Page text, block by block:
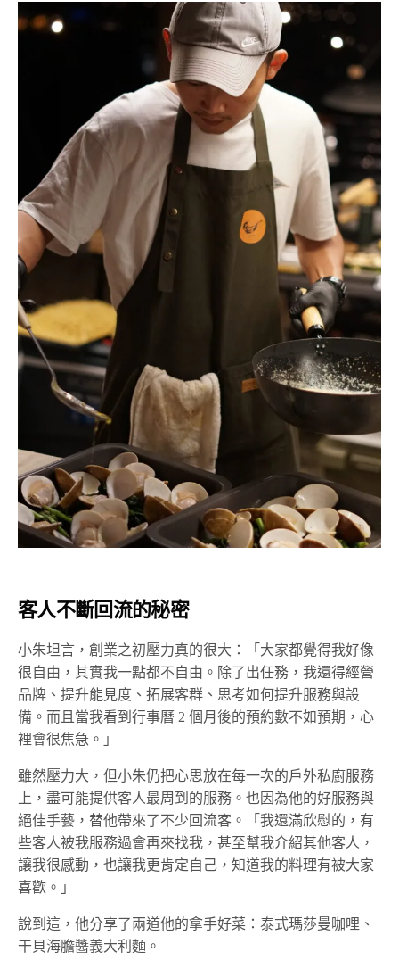
客人不斷回流的秘密
小朱坦言，創業之初壓力真的很大：「大家都覺得我好像
很自由，其實我一點都不自由。除了出任務，我還得經營
品牌、提升能見度、拓展客群、思考如何提升服務與設
備。而且當我看到行事曆 2 個月後的預約數不如預期，心
裡會很焦急。」
雖然壓力大，但小朱仍把心思放在每一次的戶外私廚服務
上，盡可能提供客人最周到的服務。也因為他的好服務與
絕佳手藝，替他帶來了不少回流客。「我還滿欣慰的，有
些客人被我服務過會再來找我，甚至幫我介紹其他客人，
讓我很感動，也讓我更肯定自己，知道我的料理有被大家
喜歡。」
說到這，他分享了兩道他的拿手好菜：泰式瑪莎曼咖哩、
干貝海膽醬義大利麵。